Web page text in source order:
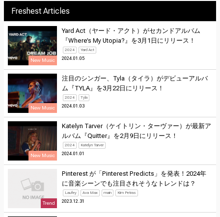
Freshest Articles
New Music
Yard Act（ヤード・アクト）がセカンドアルバム
『Where’s My Utopia?』を3月1日にリリース！
2024 Yard Act
2024.01.05
New Music
注目のシンガー、Tyla（タイラ）がデビューアルバ
ム『TYLA』を3月22日にリリース！
2024 Tyla
2024.01.03
New Music
Katelyn Tarver（ケイトリン・ターヴァー）が最新ア
ルバム『Quitter』を2月9日にリリース！
2024 Katelyn Tarver
2024.01.01
Trend
Pinterest が「Pinterest Predicts」を発表！2024年
に音楽シーンでも注目されそうなトレンドは？
Laufey Ava Max main Kim Petras
2023.12.31